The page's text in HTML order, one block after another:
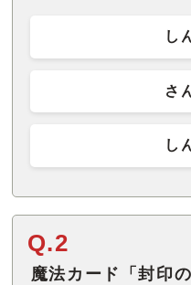
し
さ
し
Q.2
魔法カード「封印